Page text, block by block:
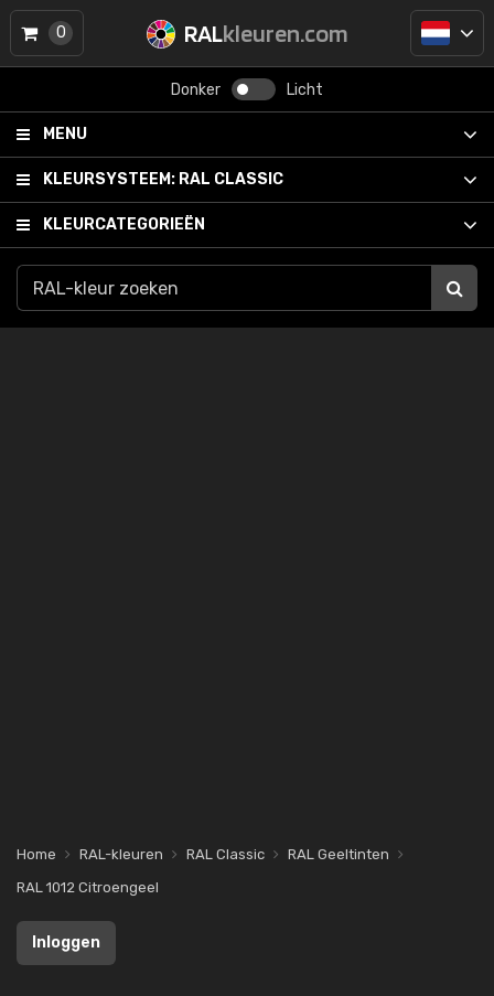
RALkleuren.com
Donker Licht
MENU
KLEURSYSTEEM: RAL CLASSIC
KLEURCATEGORIEËN
0
Home RAL-kleuren RAL Classic
RAL Geeltinten
RAL 1012 Citroengeel
Inloggen